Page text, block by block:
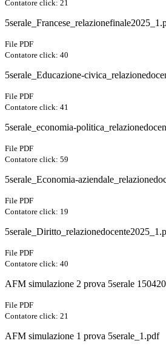
Contatore click: 21
File PDF
Contatore click: 40
5serale_Educazione-
File PDF
Contatore click: 41
5serale_economia-
File PDF
Contatore click: 59
5serale_Economia-
File PDF
Contatore click: 19
File PDF
Contatore click: 40
AFM simulazione 2 prova 5serale
File PDF
Contatore click: 21
AFM simulazione 1 prova 5serale_1.pdf